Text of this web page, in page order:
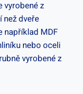
vyrobené z
než dveře
například MDF
nebo oceli
vyrobené z